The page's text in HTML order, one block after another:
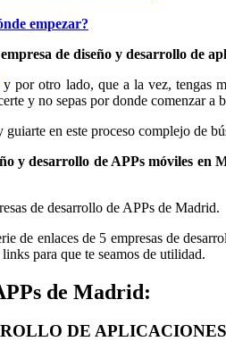
empezar?
empresa de diseño y desarrollo de
y por otro lado, que a la vez, tengas
y no sepas por donde comenzar a
en este proceso complejo de
y desarrollo de APPs móviles en
de desarrollo de APPs de Madrid.
de enlaces de 5 empresas de
para que te seamos de utilidad.
de Madrid:
DE